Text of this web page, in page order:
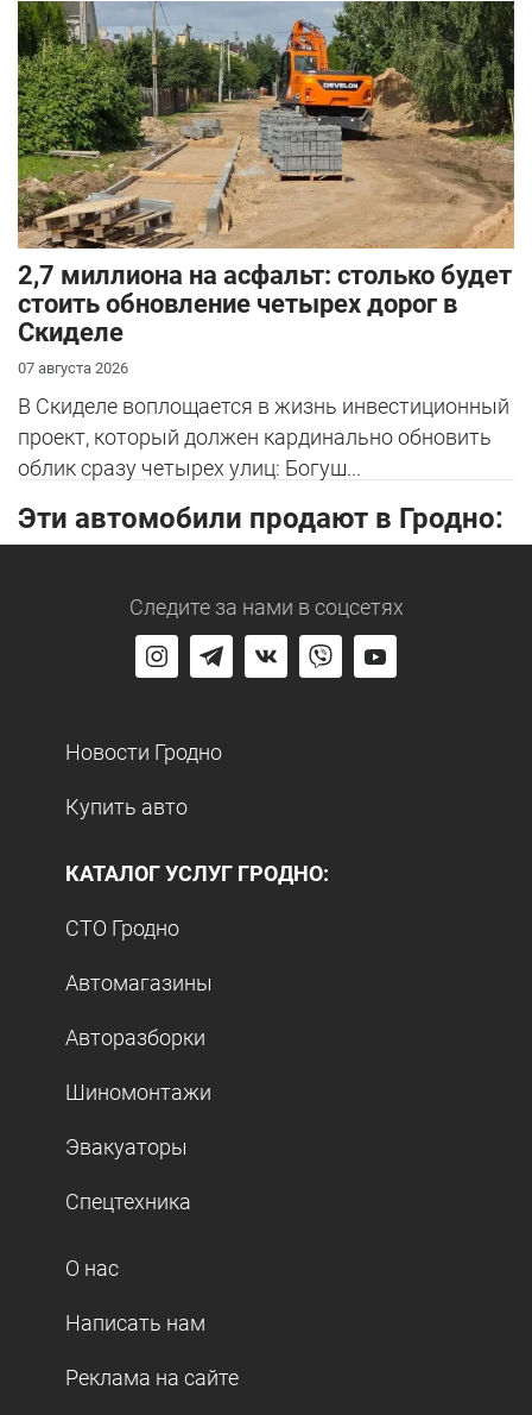
2,7 миллиона на асфальт: столько будет
стоить обновление четырех дорог в
Скиделе
07 августа 2026
В Скиделе воплощается в жизнь инвестиционный
проект, который должен кардинально обновить
облик сразу четырех улиц: Богуш...
Эти автомобили продают в Гродно:
Следите за нами в соцсетях
Новости Гродно
Купить авто
КАТАЛОГ УСЛУГ ГРОДНО:
СТО Гродно
Автомагазины
Авторазборки
Шиномонтажи
Эвакуаторы
Спецтехника
О нас
Написать нам
Реклама на сайте